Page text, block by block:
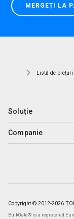
MERGEȚI LA
Listă de prețuri
Soluție
Companie
Copyright © 2012-2026
BulkGate® is a registered